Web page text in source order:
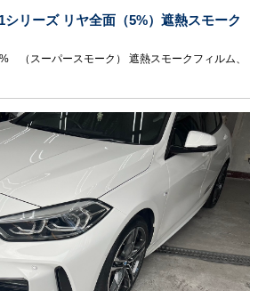
リーズ リヤ全面（5%）遮熱スモーク
（スーパースモーク） 遮熱スモークフィルム、